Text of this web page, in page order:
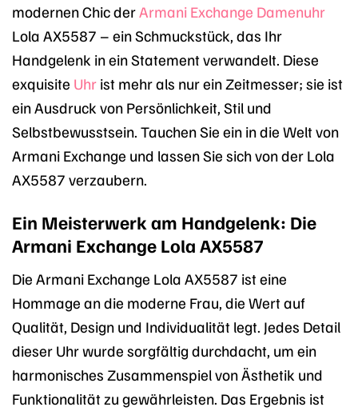
modernen Chic der Armani Exchange Damenuhr
Lola AX5587 – ein Schmuckstück, das Ihr
Handgelenk in ein Statement verwandelt. Diese
exquisite Uhr ist mehr als nur ein Zeitmesser; sie ist
ein Ausdruck von Persönlichkeit, Stil und
Selbstbewusstsein. Tauchen Sie ein in die Welt von
Armani Exchange und lassen Sie sich von der Lola
AX5587 verzaubern.
Ein Meisterwerk am Handgelenk: Die
Armani Exchange Lola AX5587
Die Armani Exchange Lola AX5587 ist eine
Hommage an die moderne Frau, die Wert auf
Qualität, Design und Individualität legt. Jedes Detail
dieser Uhr wurde sorgfältig durchdacht, um ein
harmonisches Zusammenspiel von Ästhetik und
Funktionalität zu gewährleisten. Das Ergebnis ist